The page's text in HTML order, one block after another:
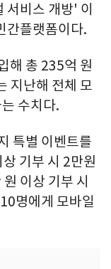
비스 개방' 이
간플랫폼이다.
해 총 235억 원
지난해 전체 모
수치다.
특별 이벤트를
기부 시 2만원
이상 기부 시
명에게 모바일